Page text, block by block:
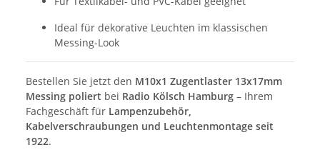
Ideal für dekorative Leuchten im klassischen
Messing-Look
Bestellen Sie jetzt den M10x1 Zugentlaster 13x17mm
Messing poliert bei Radio Kölsch Hamburg – Ihrem
Fachgeschäft für Lampenzubehör,
Kabelverschraubungen und Leuchtenmontage seit
1922.